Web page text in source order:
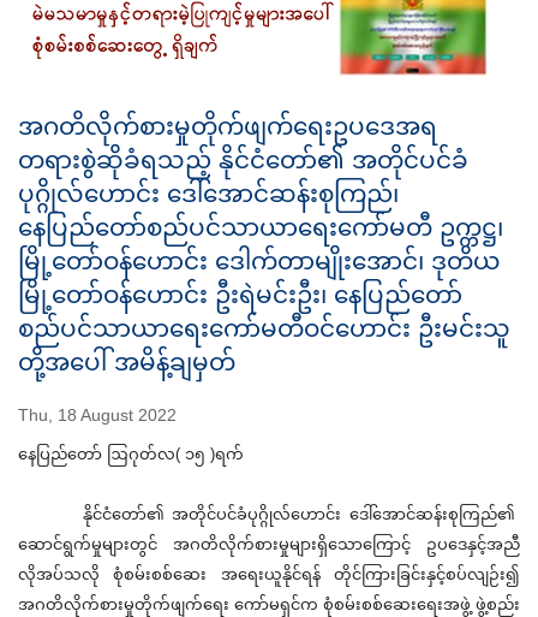
အဂတိလိုက်စားမှုတိုက်ဖျက်ရေးဥပဒေအရ
တရားစွဲဆိုခံရသည့် နိုင်ငံတော်၏ အတိုင်ပင်ခံ
ပုဂ္ဂိုလ်ဟောင်း ဒေါ်အောင်ဆန်းစုကြည်၊
နေပြည်တော်စည်ပင်သာယာရေးကော်မတီ ဥက္ကဋ္ဌ၊
မြို့တော်ဝန်ဟောင်း ဒေါက်တာမျိုးအောင်၊ ဒုတိယ
မြို့တော်ဝန်ဟောင်း ဦးရဲမင်းဦး၊ နေပြည်တော်
စည်ပင်သာယာရေးကော်မတီဝင်ဟောင်း ဦးမင်းသူ
တို့အပေါ် အမိန့်ချမှတ်
Thu, 18 August 2022
နေပြည်တော် ဩဂုတ်လ( ၁၅ )ရက်
နိုင်ငံတော်၏ အတိုင်ပင်ခံပုဂ္ဂိုလ်ဟောင်း ဒေါ်အောင်ဆန်းစုကြည်၏
ဆောင်ရွက်မှုများတွင် အဂတိလိုက်စားမှုများရှိသောကြောင့် ဥပဒေနှင့်အညီ
လိုအပ်သလို စုံစမ်းစစ်ဆေး အရေးယူနိုင်ရန် တိုင်ကြားခြင်းနှင့်စပ်လျဉ်း၍
အဂတိလိုက်စားမှုတိုက်ဖျက်ရေး ကော်မရှင်က စုံစမ်းစစ်ဆေးရေးအဖွဲ့ ဖွဲ့စည်း